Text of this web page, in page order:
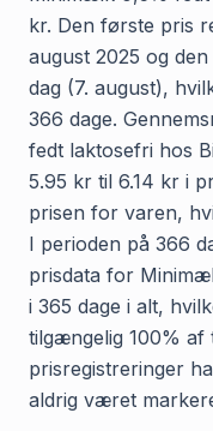
kr. Den første pris
august 2025 og
dag (7. august),
366 dage.
fedt laktosefri hos
5.95 kr til 6.14 kr i
prisen for varen,
I perioden på 366
prisdata for
i 365 dage i alt,
tilgængelig 100% af
prisregistreringer
aldrig været